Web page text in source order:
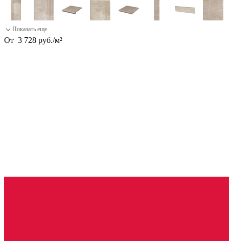
От 3 728 руб./м²